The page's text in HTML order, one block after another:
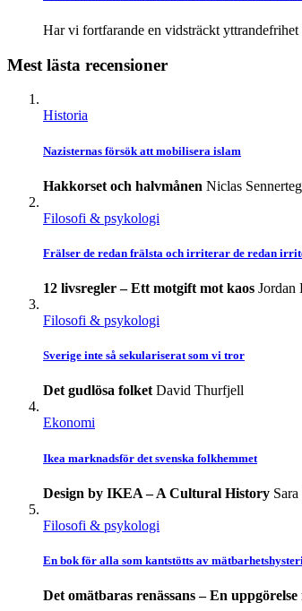
Har vi fortfarande en vidsträckt yttrandefrihet
Mest lästa recensioner
Historia
Nazisternas försök att mobilisera islam
Hakkorset och halvmånen Niclas Sennerteg
Filosofi & psykologi
Frälser de redan frälsta och irriterar de redan
12 livsregler – Ett motgift mot kaos Jordan
Filosofi & psykologi
Sverige inte så sekulariserat som vi tror
Det gudlösa folket David Thurfjell
Ekonomi
Ikea marknadsför det svenska folkhemmet
Design by IKEA – A Cultural History
Filosofi & psykologi
En bok för alla som kantstötts av
Det omätbaras renässans – En